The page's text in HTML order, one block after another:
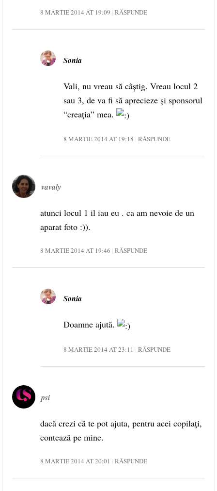
8 MARTIE 2014 AT 19:09 RĂSPUNDE
Sonia
Vali, nu vreau să câștig. Vreau locul 2
sau 3, de va fi să aprecieze și sponsorul
“creația” mea.
8 MARTIE 2014 AT 19:18 RĂSPUNDE
vavaly
atunci locul 1 il iau eu . ca am nevoie de un
aparat foto :)).
8 MARTIE 2014 AT 19:46 RĂSPUNDE
Sonia
Doamne ajută.
8 MARTIE 2014 AT 23:11 RĂSPUNDE
psi
dacă crezi că te pot ajuta, pentru acei copilaţi,
contează pe mine.
8 MARTIE 2014 AT 20:01 RĂSPUNDE